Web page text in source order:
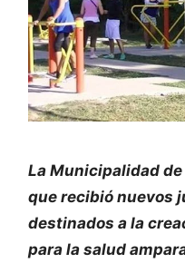
La Municipalidad
que recibió nuevos
destinados a la
para la salud